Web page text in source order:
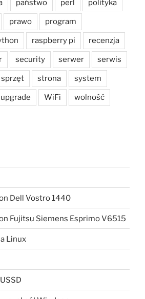
państwo perl polityka
prawo program
raspberry pi recenzja
security serwer serwis
sprzęt strona system
upgrade WiFi wolność
Dell Vostro 1440
Fujitsu Siemens Esprimo V6515
Linux